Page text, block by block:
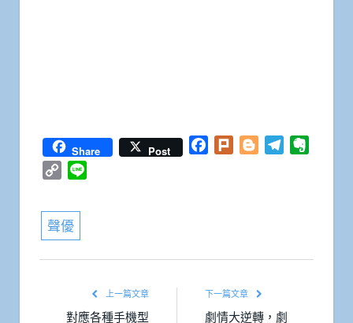
Share Post Facebook
Plurk BloggerTelegram
Copy
聲優
上一篇文章
對應各種手機型
下一篇文章
劇情大逆轉，劇